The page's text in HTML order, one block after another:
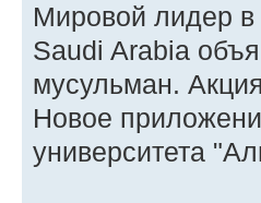
Мировой лидер в
Saudi Arabia
мусульман.
Новое
университета